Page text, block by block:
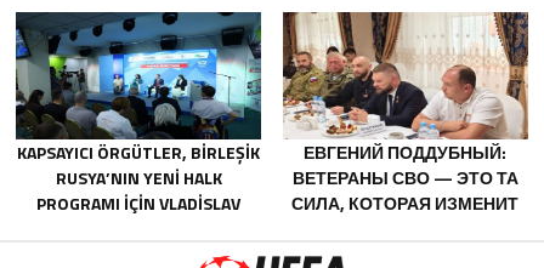
РОССИИ
СПЕЦИАЛИЗИРОВАННУЮ
ПЛАТФОРМУ ДЛЯ
ТРУДОУСТРОЙСТВА
ВЕТЕРАНОВ СВО
AZERBAIJAN ILHAM ALIYEV
KAPSAYICI ÖRGÜTLER, BIRLEŞIK
RUSYA’NIN YENI HALK
PROGRAMI IÇIN VLADISLAV
ЕВГЕНИЙ ПОДДУБНЫЙ:
ВЕТЕРАНЫ СВО — ЭТО ТА
СИЛА, КОТОРАЯ ИЗМЕНИТ